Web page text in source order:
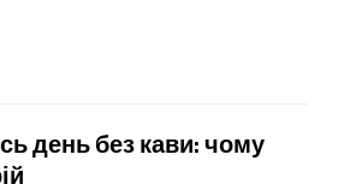
день без кави: чому